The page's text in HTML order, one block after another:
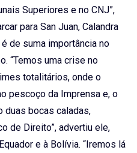
Superiores e no CNJ”,
para San Juan, Calandra
de suma importância no
“Temos uma crise no
totalitários, onde o
pescoço da Imprensa e, o
duas bocas caladas,
de Direito”, advertiu ele,
e à Bolívia. “Iremos lá